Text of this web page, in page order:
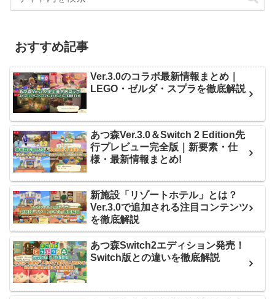
おすすめ記事
Ver.3.0のコラボ最新情報まとめ｜
LEGO・ゼルダ・スプラを徹底解説
あつ森Ver.3.0＆Switch 2 Edition先
行プレビュー完全版｜新要素・仕
様・最新情報まとめ!
新施設「リゾートホテル」とは？
Ver.3.0で追加される注目コンテンツ
を徹底解説
あつ森Switch2エディション発売！
Switch版との違いを徹底解説